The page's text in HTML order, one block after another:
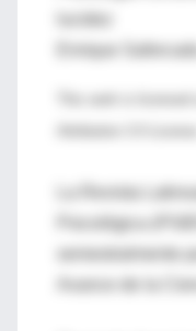
Enrique Saforcada
Psicológica
Avance de la